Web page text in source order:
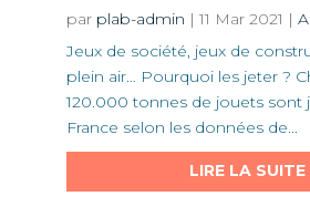
par plab-admin |11 Mar 2021 |
Jeux de société, jeux de
plein air… Pourquoi les jeter ?
120.000 tonnes de jouets sont
France selon les données de...
LIRE LA SUITE